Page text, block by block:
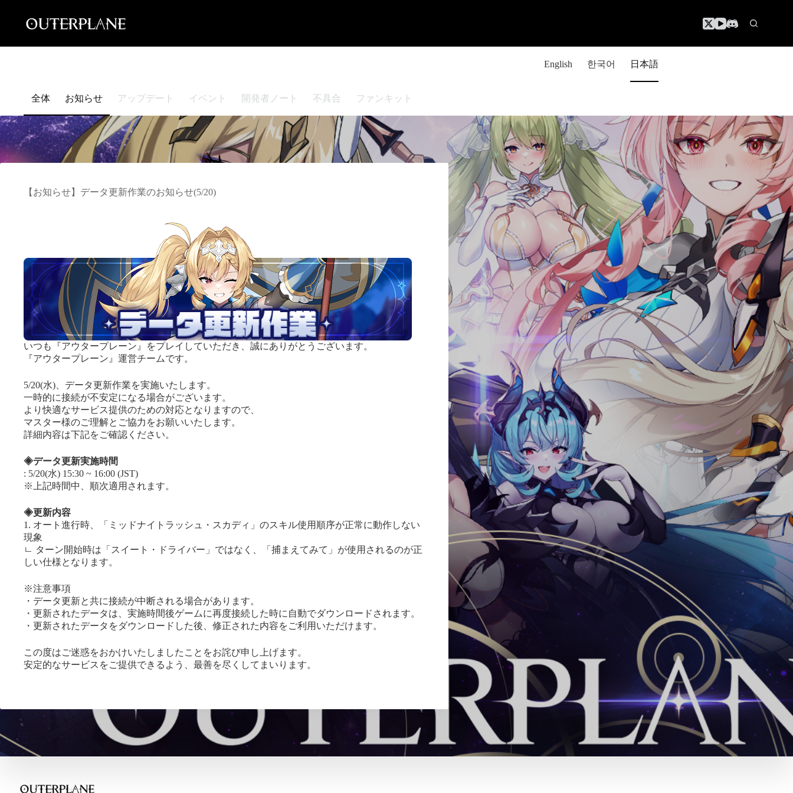
content
English 한국어 日本語
全体 お知らせ アップデート イベント 開発者ノート 不具合 ファンキット
【お知らせ】データ更新作業のお知らせ(5/20)
いつも『アウタープレーン』をプレイしていただき、誠にありがとうございます。
『アウタープレーン』運営チームです。
5/20(水)、データ更新作業を実施いたします。
一時的に接続が不安定になる場合がございます。
より快適なサービス提供のための対応となりますので、
マスター様のご理解とご協力をお願いいたします。
詳細内容は下記をご確認ください。
◈データ更新実施時間
: 5/20(水) 15:30 ~ 16:00 (JST)
※上記時間中、順次適用されます。
◈更新内容
1. オート進行時、「ミッドナイトラッシュ・スカディ」のスキル使用順序が正常に動作しない
現象
ㄴ ターン開始時は「スイート・ドライバー」ではなく、「捕まえてみて」が使用されるのが正
しい仕様となります。
※注意事項
・データ更新と共に接続が中断される場合があります。
・更新されたデータは、実施時間後ゲームに再度接続した時に自動でダウンロードされます。
・更新されたデータをダウンロードした後、修正された内容をご利用いただけます。
この度はご迷惑をおかけいたしましたことをお詫び申し上げます。
安定的なサービスをご提供できるよう、最善を尽くしてまいります。